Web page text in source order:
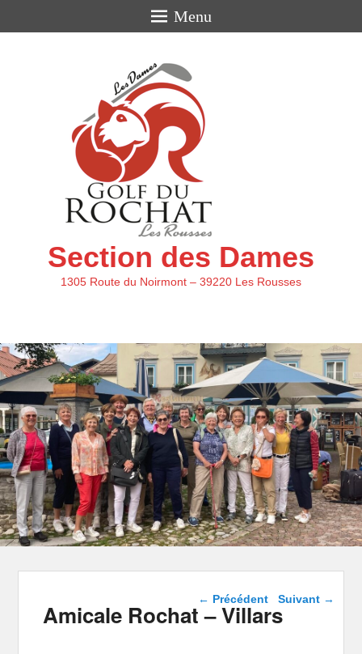
Menu
Section des Dames
1305 Route du Noirmont – 39220 Les Rousses
Navigation dans les
← Précédent Suivant →
Amicale Rochat – Villars